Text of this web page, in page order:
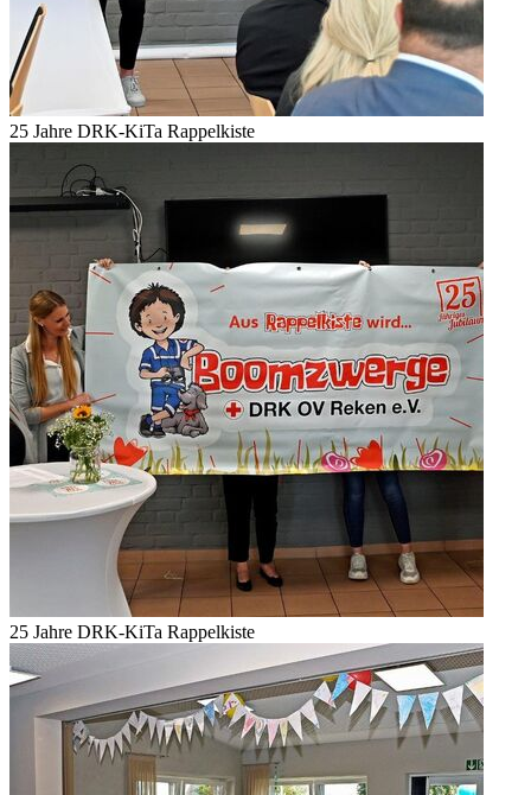
25 Jahre DRK-KiTa Rappelkiste
25 Jahre DRK-KiTa Rappelkiste